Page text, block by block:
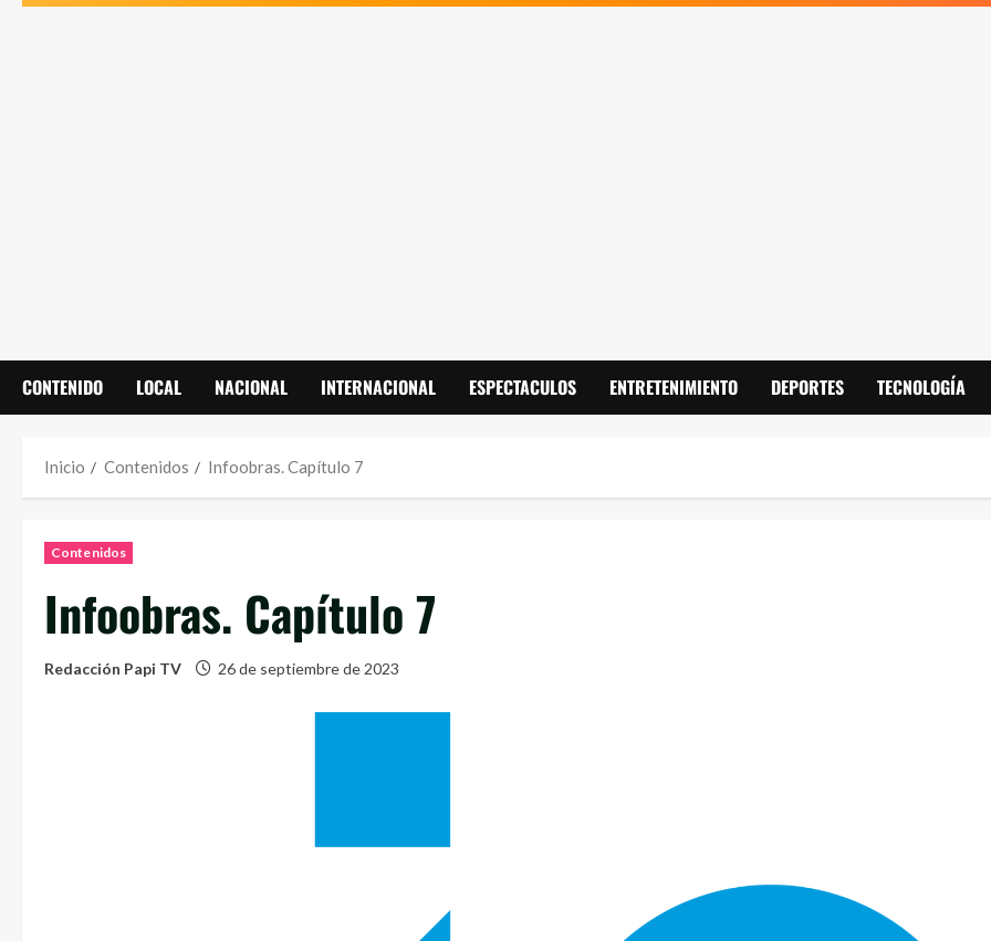
CONTENIDO LOCAL NACIONAL INTERNACIONAL ESPECTACULOS ENTRETENIMIENTO DEPORTES TECNOLOGÍA
Inicio Contenidos Infoobras. Capítulo 7
Contenidos
Infoobras. Capítulo 7
Redacción Papi TV 26 de septiembre de 2023